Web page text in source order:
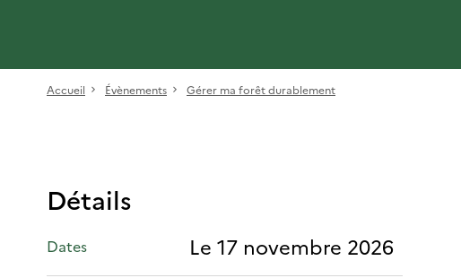
Accueil Évènements Gérer ma forêt durablement
Détails
Dates Le 17 novembre 2026